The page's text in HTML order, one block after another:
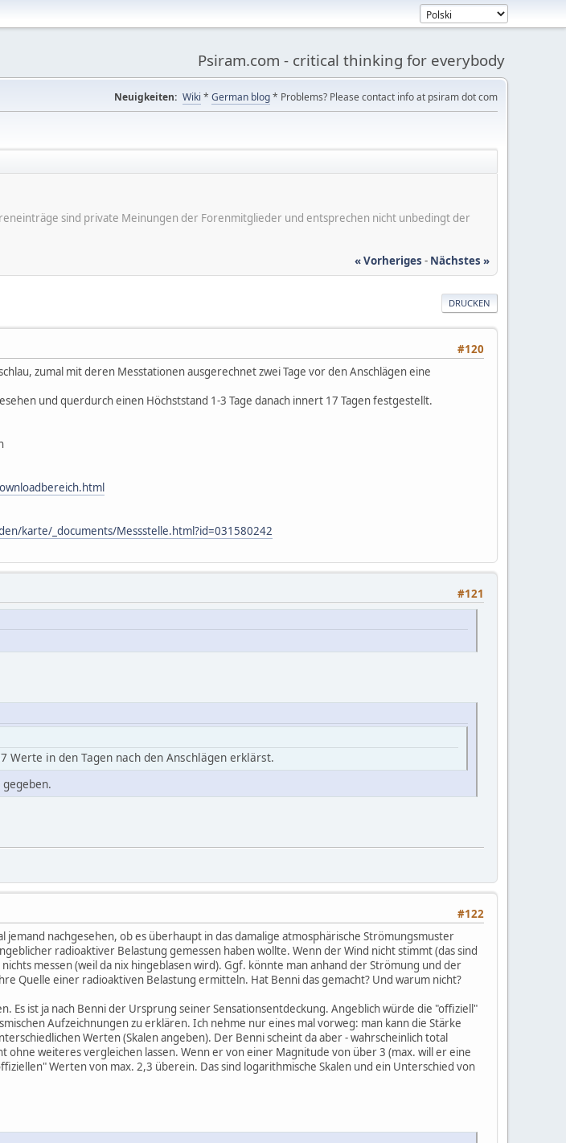
Psiram.com - critical thinking for everybody
Neuigkeiten: Wiki * German blog* Problems? Please contact info at psiram dot com
sind private Meinungen der Forenmitglieder und entsprechen nicht unbedingt der
« Vorheriges - Nächstes »
DRUCKEN
#120
zumal mit deren Messtationen ausgerechnet zwei Tage vor den Anschlägen eine
und querdurch einen Höchststand 1-3 Tage danach innert 17 Tagen festgestellt.
karte/_documents/Messstelle.html?id=031580242
#121
Werte in den Tagen nach den Anschlägen erklärst.
#122
jemand nachgesehen, ob es überhaupt in das damalige atmosphärische Strömungsmuster
radioaktiver Belastung gemessen haben wollte. Wenn der Wind nicht stimmt (das sind
messen (weil da nix hingeblasen wird). Ggf. könnte man anhand der Strömung und der
Quelle einer radioaktiven Belastung ermitteln. Hat Benni das gemacht? Und warum nicht?
Es ist ja nach Benni der Ursprung seiner Sensationsentdeckung. Angeblich würde die "offiziell"
Aufzeichnungen zu erklären. Ich nehme nur eines mal vorweg: man kann die Stärke
Werten (Skalen angeben). Der Benni scheint da aber - wahrscheinlich total
ohne weiteres vergleichen lassen. Wenn er von einer Magnitude von über 3 (max. will er eine
Werten von max. 2,3 überein. Das sind logarithmische Skalen und ein Unterschied von